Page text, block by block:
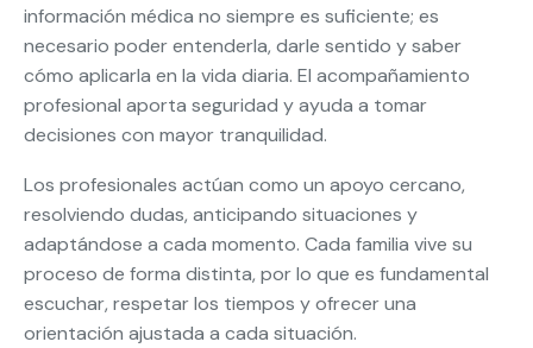
información médica no siempre es suficiente; es
necesario poder entenderla, darle sentido y saber
cómo aplicarla en la vida diaria. El acompañamiento
profesional aporta seguridad y ayuda a tomar
decisiones con mayor tranquilidad.
Los profesionales actúan como un apoyo cercano,
resolviendo dudas, anticipando situaciones y
adaptándose a cada momento. Cada familia vive su
proceso de forma distinta, por lo que es fundamental
escuchar, respetar los tiempos y ofrecer una
orientación ajustada a cada situación.